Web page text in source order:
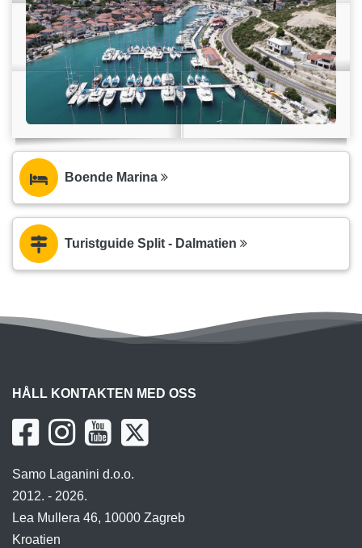
Boende Marina
Turistguide Split - Dalmatien
HÅLL KONTAKTEN MED OSS
Samo Laganini d.o.o.
2012. - 2026.
Lea Mullera 46, 10000 Zagreb
Kroatien